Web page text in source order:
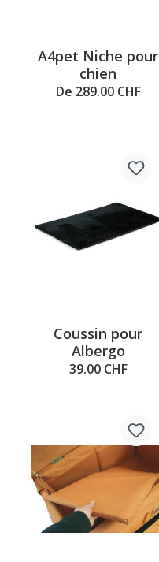
A4pet Niche pour
chien
De 289.00 CHF
Coussin pour
Albergo
39.00 CHF